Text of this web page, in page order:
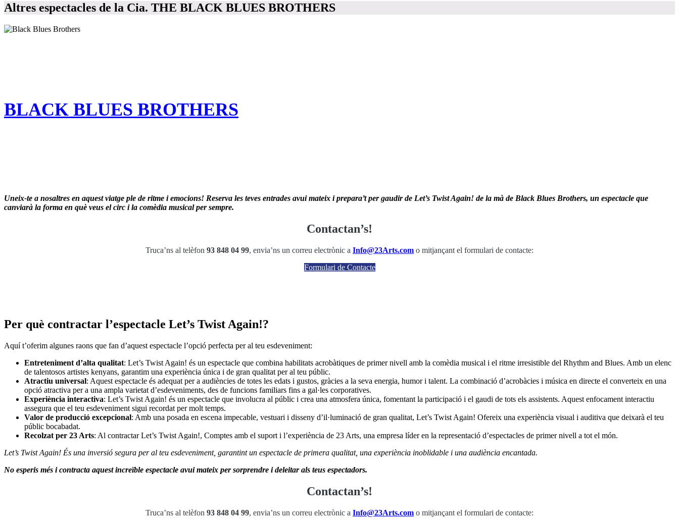
Altres espectacles de la Cia. THE BLACK BLUES BROTHERS
BLACK BLUES BROTHERS
Uneix-te a nosaltres en aquest viatge ple de ritme i emocions! Reserva les teves entrades avui mateix i prepara’t per gaudir de Let’s Twist Again! de la mà de Black Blues Brothers, un espectacle que
canviarà la forma en què veus el circ i la comèdia musical per sempre.
Contactan’s!
Truca’ns al telèfon 93 848 04 99, envia’ns un correu electrònic a Info@23Arts.com o mitjançant el formulari de contacte:
Formulari de Contacte
Per què contractar l’espectacle Let’s Twist Again!?
Aquí t’oferim algunes raons que fan d’aquest espectacle l’opció perfecta per al teu esdeveniment:
Entreteniment d’alta qualitat: Let’s Twist Again! és un espectacle que combina habilitats acrobàtiques de primer nivell amb la comèdia musical i el ritme irresistible del Rhythm and Blues. Amb un elenc
de talentosos artistes kenyans, garantim una experiència única i de gran qualitat per al teu públic.
Atractiu universal: Aquest espectacle és adequat per a audiències de totes les edats i gustos, gràcies a la seva energia, humor i talent. La combinació d’acrobàcies i música en directe el converteix en una
opció atractiva per a una ampla varietat d’esdeveniments, des de funcions familiars fins a gal·les corporatives.
Experiència interactiva: Let’s Twist Again! és un espectacle que involucra al públic i crea una atmosfera única, fomentant la participació i el gaudi de tots els assistents. Aquest enfocament interactiu
assegura que el teu esdeveniment sigui recordat per molt temps.
Valor de producció excepcional: Amb una posada en escena impecable, vestuari i disseny d’il·luminació de gran qualitat, Let’s Twist Again! Ofereix una experiència visual i auditiva que deixarà el teu
públic bocabadat.
Recolzat per 23 Arts: Al contractar Let’s Twist Again!, Comptes amb el suport i l’experiència de 23 Arts, una empresa líder en la representació d’espectacles de primer nivell a tot el món.
Let’s Twist Again! És una inversió segura per al teu esdeveniment, garantint un espectacle de primera qualitat, una experiència inoblidable i una audiència encantada.
No esperis més i contracta aquest increïble espectacle avui mateix per sorprendre i deleitar als teus espectadors.
Contactan’s!
Truca’ns al telèfon 93 848 04 99, envia’ns un correu electrònic a Info@23Arts.com o mitjançant el formulari de contacte: